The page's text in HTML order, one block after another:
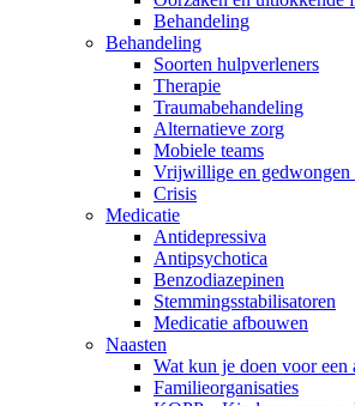
Behandeling
Behandeling
Soorten hulpverleners
Therapie
Traumabehandeling
Alternatieve zorg
Mobiele teams
Vrijwillige en gedwongen
Crisis
Medicatie
Antidepressiva
Antipsychotica
Benzodiazepinen
Stemmingsstabilisatoren
Medicatie afbouwen
Naasten
Wat kun je doen voor een
Familieorganisaties